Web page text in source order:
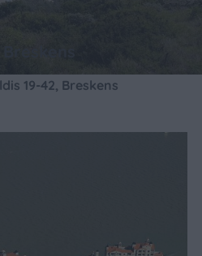
19-42, Breskens